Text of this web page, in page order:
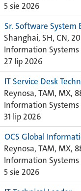
5 sie 2026
Sr. Software System
Shanghai, SH, CN,
Information Systems
27 lip 2026
IT Service Desk
Reynosa, TAM, MX,
Information Systems
31 lip 2026
OCS Global
Reynosa, TAM, MX,
Information Systems
5 sie 2026